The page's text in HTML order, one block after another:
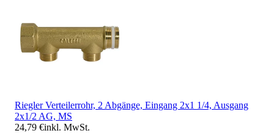
Riegler Verteilerrohr, 2 Abgänge, Eingang 2x1 1/4, Ausgang
2x1/2 AG, MS
24,79 €inkl. MwSt.